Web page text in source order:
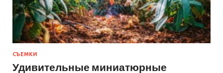
СЪЕМКИ
Удивительные миниатюрные